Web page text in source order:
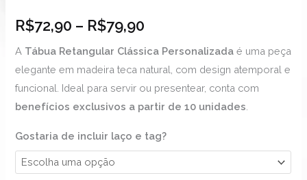
R$72,90 – R$79,90
A Tábua Retangular Clássica Personalizada é uma peça
elegante em madeira teca natural, com design atemporal e
funcional. Ideal para servir ou presentear, conta com
benefícios exclusivos a partir de 10 unidades
Gostaria de incluir laço e tag?